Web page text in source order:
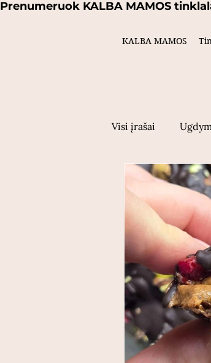
Prenumeruok KALBA MAMOS
KALBA MAMOS
Visi įrašai
Mamų istorijos
mokslas